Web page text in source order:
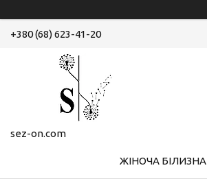
+380 (68) 623-41-20
sez-on.com
ЖІНОЧА БІЛИЗНА